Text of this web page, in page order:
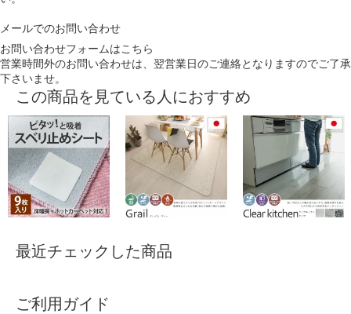
メールでのお問い合わせ
お問い合わせフォームはこちら
営業時間外のお問い合わせは、翌営業日のご連絡となりますのでご了承
下さいませ。
この商品を見ている人におすすめ
最近チェックした商品
ご利用ガイド